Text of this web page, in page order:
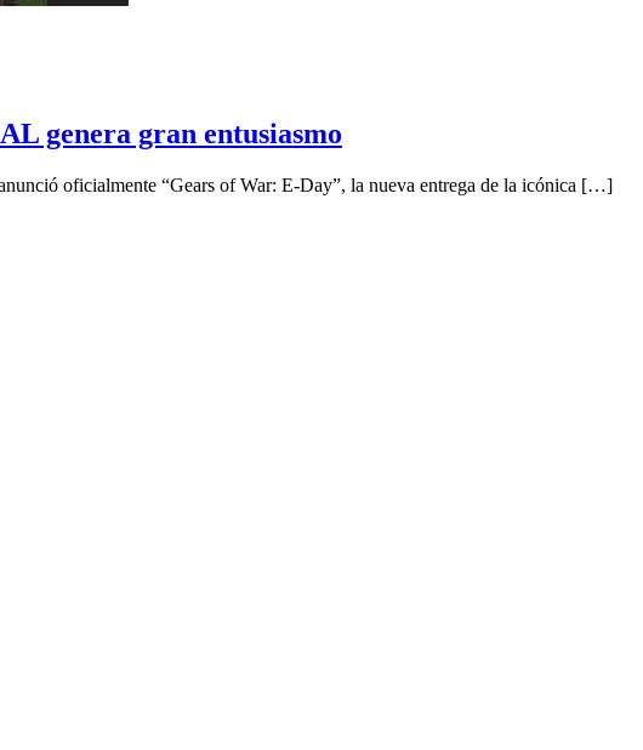
genera gran entusiasmo
oficialmente “Gears of War: E-Day”, la nueva entrega de la icónica […]